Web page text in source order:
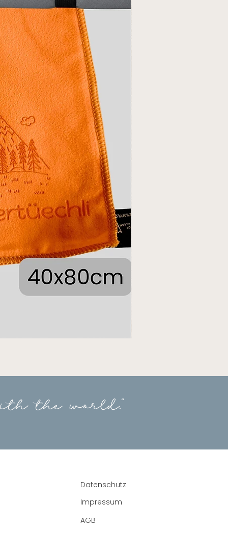
the world."
Datenschutz
Impressum
AGB